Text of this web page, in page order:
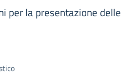
per la presentazione delle